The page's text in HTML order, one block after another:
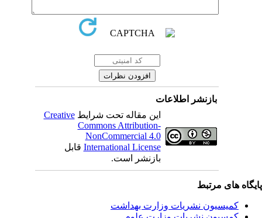
بازنشر اطلاعات
این مقاله تحت شرایطCreative
Commons Attribution-
NonCommercial 4.0
International Licenseقابل
بازنشر است.
های مرتبط
کمیسیون نشریات وزارت بهداشت